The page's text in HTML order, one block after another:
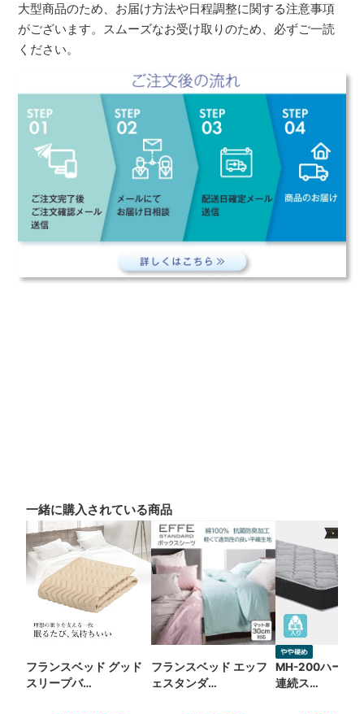
大型商品のため、お届け方法や日程調整に関する注意事項
がございます。スムーズなお受け取りのため、必ずご一読
ください。
一緒に購入されている商品
フランスベッド グッド
スリープバ…
フランスベッド エッフ
ェスタンダ…
MH-200ハード
連続ス…